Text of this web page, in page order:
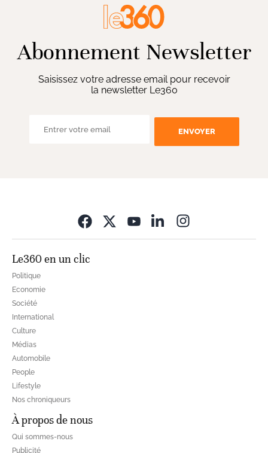
Abonnement Newsletter
Saisissez votre adresse email pour recevoir
la newsletter Le360
ENVOYER
Le360 en un clic
Politique
Economie
Société
International
Culture
Médias
Automobile
People
Lifestyle
Nos chroniqueurs
À propos de nous
Qui sommes-nous
Publicité